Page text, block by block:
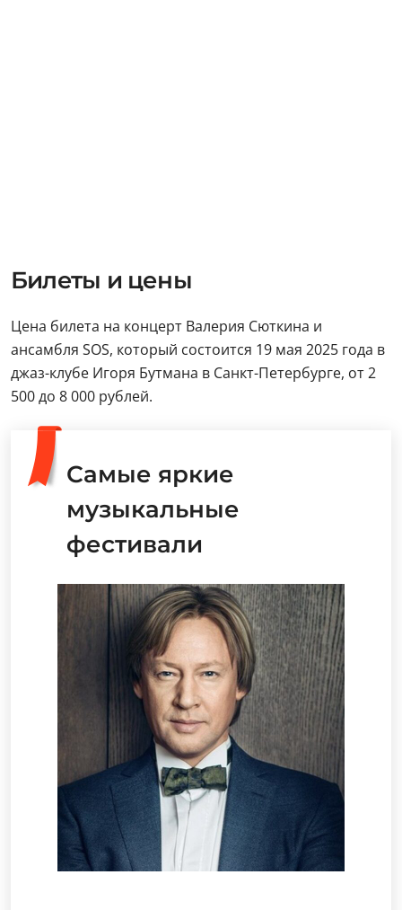
Билеты и цены
Цена билета на концерт Валерия Сюткина и
ансамбля SOS, который состоится 19 мая 2025 года в
джаз-клубе Игоря Бутмана в Санкт-Петербурге, от 2
500 до 8 000 рублей.
Самые яркие
музыкальные
фестивали